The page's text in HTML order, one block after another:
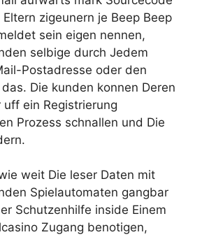
zigeunern je Beep Beep
sein eigen nennen,
selbige durch Jedem
Postadresse oder den
Die kunden konnen Deren
ein Registrierung
Prozess schnallen und Die
weit Die leser Daten mit
Spielautomaten gangbar
Schutzenhilfe inside Einem
Zugang benotigen,